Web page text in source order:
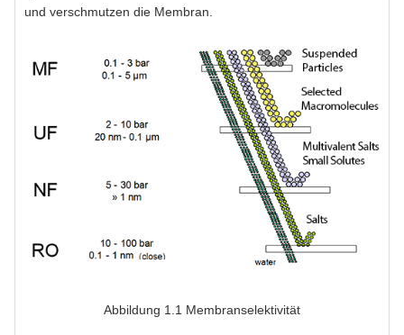
und verschmutzen die Membran.
Abbildung 1.1 Membranselektivität